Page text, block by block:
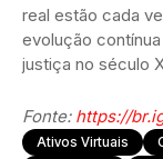
real estão cada
evolução
justiça no século
Fonte: https://
Ativos Virtuais